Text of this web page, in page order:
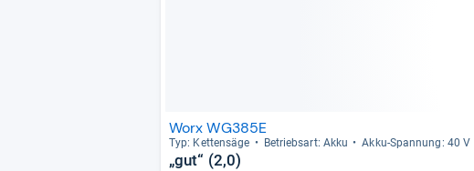
Worx WG385E
Typ: Ket­ten­säge Betriebs­art: Akku Akku-​Span­nung: 40 V
„gut“ (2,0)